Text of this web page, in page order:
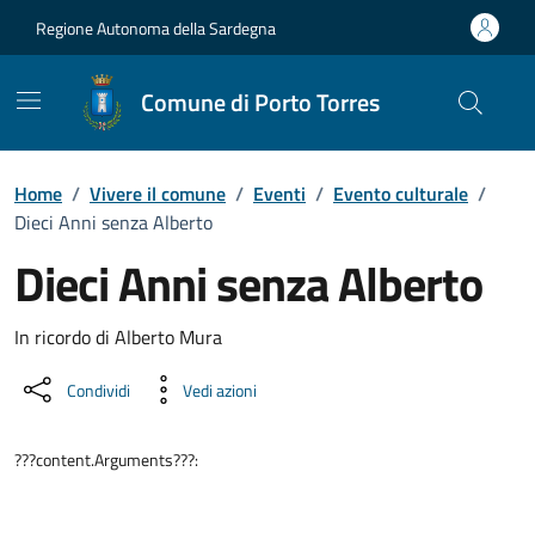
Regione Autonoma della Sardegna
Comune di Porto Torres
Home / Vivere il comune / Eventi / Evento culturale /
Dieci Anni senza Alberto
Dieci Anni senza Alberto
Dettaglio dell'evento
In ricordo di Alberto Mura
Condividi Vedi azioni
???content.Arguments???: